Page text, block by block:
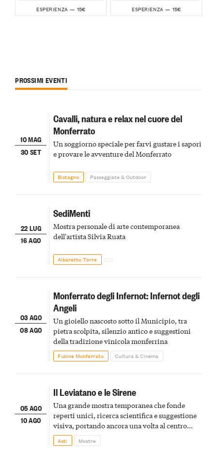
ESPERIENZA — 15€ ESPERIENZA — 15€
PROSSIMI EVENTI
10 MAG
30 SET
Cavalli, natura e relax nel cuore del
Monferrato
Un soggiorno speciale per farvi gustare i sapori
e provare le avventure del Monferrato
Bistagno Passeggiate & Outdoor
22 LUG
16 AGO
SediMenti
Mostra personale di arte contemporanea
dell'artista Silvia Ruata
Albaretto Torre
03 AGO
08 AGO
Monferrato degli Infernot: Infernot degli
Angeli
Un gioiello nascosto sotto il Municipio, tra
pietra scolpita, silenzio antico e suggestioni
della tradizione vinicola monferrina
Fubine Monferrato Cultura & Cinema
05 AGO
10 AGO
Il Leviatano e le Sirene
Una grande mostra temporanea che fonde
reperti unici, ricerca scientifica e suggestione
visiva, portando ancora una volta al centro
della scena le meraviglie del passato astigiano
Asti Mostre